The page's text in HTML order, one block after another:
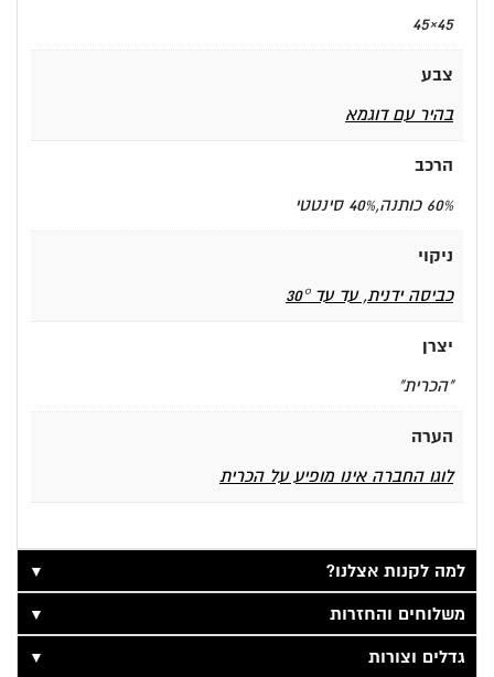
45×45
צבע
בהיר עם דוגמא
הרכב
60% כותנה,40% סינטטי
ניקוי
כביסה ידנית, עד עד 30°
יצרן
"הכרית"
הערה
לוגו החברה אינו מופיע על הכרית
למה לקנות אצלנו?
▼
משלוחים והחזרות
▼
גדלים וצורות
▼